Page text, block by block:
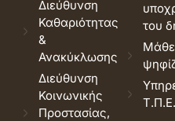
Διεύθυνση
Καθαριότητας
&
Ανακύκλωσης
Διεύθυνση
Κοινωνικής
Προστασίας,
του
Τ.Π.Ε.